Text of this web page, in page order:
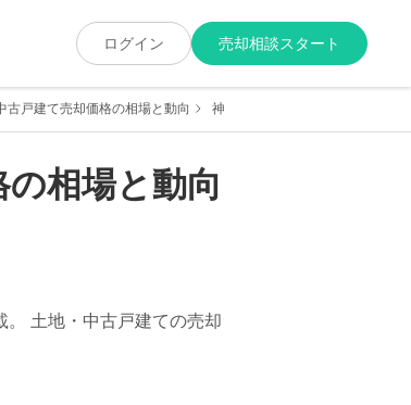
ログイン 売却相談スタート
戸建て売却価格の相場と動向 神奈川県愛甲郡愛川町角田の土
相場と動向
土地・中古戸建ての売却